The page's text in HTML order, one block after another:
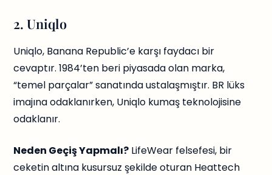
2. Uniqlo
Uniqlo, Banana Republic’e karşı faydacı bir
cevaptır. 1984’ten beri piyasada olan marka,
“temel parçalar” sanatında ustalaşmıştır. BR lüks
imajına odaklanırken, Uniqlo kumaş teknolojisine
odaklanır.
Neden Geçiş Yapmalı? LifeWear felsefesi, bir
ceketin altına kusursuz şekilde oturan Heattech